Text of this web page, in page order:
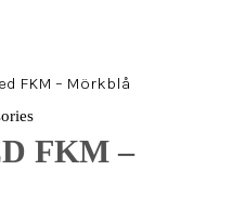
FKM – Mörkblå
FKM –